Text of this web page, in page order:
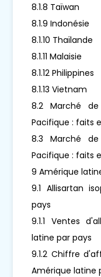
8.1.8 Taïwan
8.1.9 Indonésie
8.1.10 Thaïlande
8.1.11 Malaisie
8.1.12 Philippines
8.1.13 Vietnam
8.2 Marché
Pacifique : faits
8.3 Marché
Pacifique : faits
9 Amérique
9.1 Allisartan
pays
9.1.1 Ventes
latine par pays
9.1.2 Chiffre
Amérique latine